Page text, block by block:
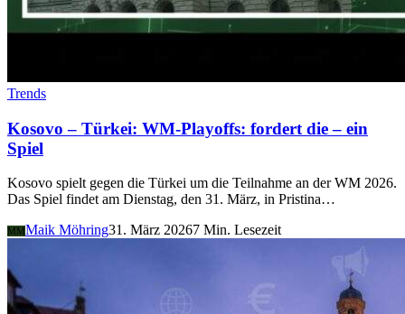
Trends
Kosovo – Türkei: WM-Playoffs: fordert die – ein
Spiel
Kosovo spielt gegen die Türkei um die Teilnahme an der WM 2026.
Das Spiel findet am Dienstag, den 31. März, in Pristina…
MM Maik Möhring31. März 20267 Min. Lesezeit